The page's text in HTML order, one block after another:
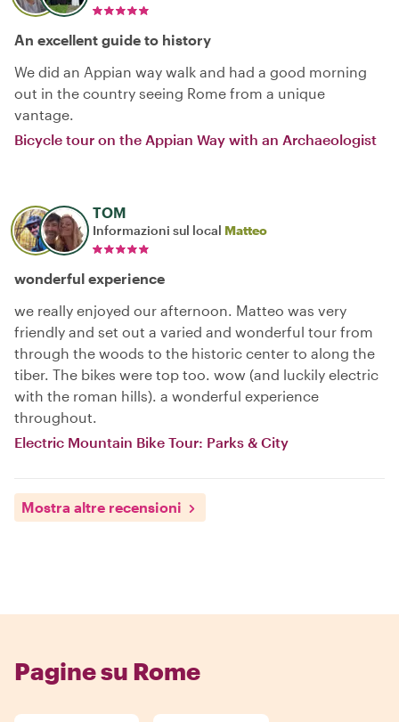
An excellent guide to history
We did an Appian way walk and had a good morning
out in the country seeing Rome from a unique
vantage.
Bicycle tour on the Appian Way with an Archaeologist
TOM
Informazioni sul local Matteo
wonderful experience
we really enjoyed our afternoon. Matteo was very
friendly and set out a varied and wonderful tour from
through the woods to the historic center to along the
tiber. The bikes were top too. wow (and luckily electric
with the roman hills). a wonderful experience
throughout.
Electric Mountain Bike Tour: Parks & City
Mostra altre recensioni
Pagine su Rome